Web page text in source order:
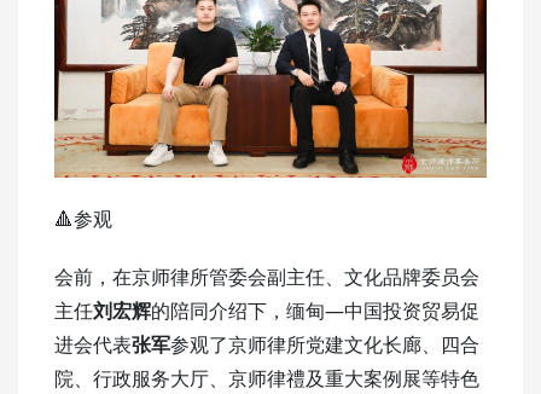
🔺参观
会前，在京师律所管委会副主任、文化品牌委员会
主任刘宏辉的陪同介绍下，缅甸—中国投资贸易促
进会代表张军参观了京师律所党建文化长廊、四合
院、行政服务大厅、京师律禮及重大案例展等特色